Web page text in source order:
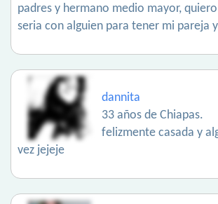
padres y hermano medio mayor,
seria con alguien para tener mi pareja
dannita
33 años de Chiapas.
felizmente casada y
vez jejeje